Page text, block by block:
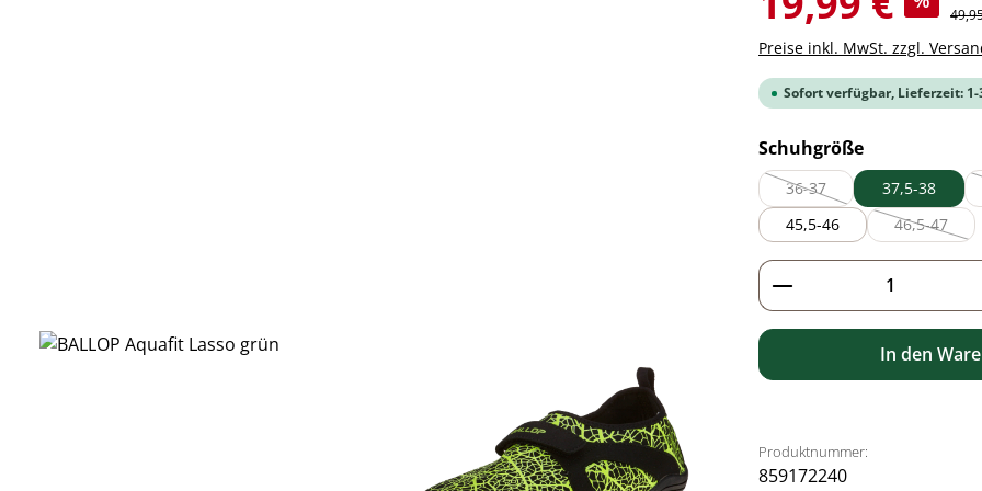
Preise inkl. MwSt. zzgl.
Sofort verfügbar, Lieferzeit: 1-
Schuhgrößeauswählen
36-37
(Diese Option ist zurzeit
37,5-38
45,5-46 46,5-47
(Diese
Produkt Anzahl:
In den
Produktnummer:
859172240